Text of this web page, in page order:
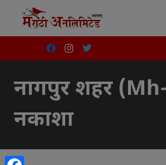
नागपुर शहर
नकाशा